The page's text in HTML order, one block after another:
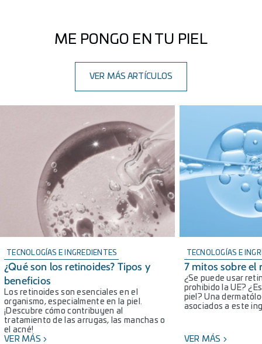
ME PONGO EN TU PIEL
VER MÁS ARTÍCULOS
TECNOLOGÍAS E INGREDIENTES
¿Qué son los retinoides? Tipos y
beneficios
Los retinoides son esenciales en el
organismo, especialmente en la piel.
¡Descubre cómo contribuyen al
tratamiento de las arrugas, las manchas o
el acné!
VER MÁS
TECNOLOGÍAS E
7 mitos sobre el
¿Se puede usar
prohibido la UE?
piel? Una
asociados a este
VER MÁS